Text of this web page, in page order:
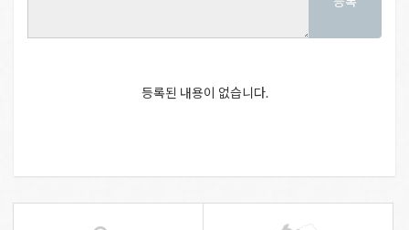
등록된 내용이 없습니다.